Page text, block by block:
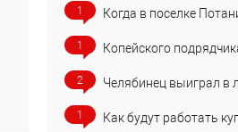
1 Когда в поселке
1 Копейского
2 Челябинец выиграл в
1 Как будут работать